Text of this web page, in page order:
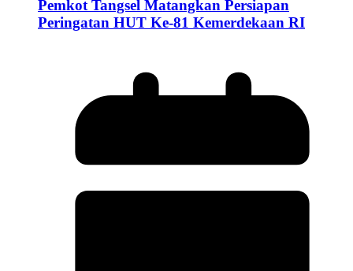
Pemkot Tangsel Matangkan Persiapan
Peringatan HUT Ke-81 Kemerdekaan RI